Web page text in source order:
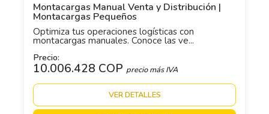
Montacargas Manual Venta y Distribución |
Montacargas Pequeños
Optimiza tus operaciones logísticas con
montacargas manuales. Conoce las ve...
Precio:
10.006.428 COPprecio más IVA
VER DETALLES